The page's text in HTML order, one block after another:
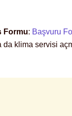
Formu: Başvuru
klima servisi